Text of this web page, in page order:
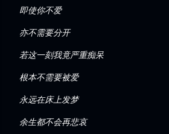
即使你不爱
亦不需要分开
若这一刻我竟严重痴呆
根本不需要被爱
永远在床上发梦
余生都不会再悲哀